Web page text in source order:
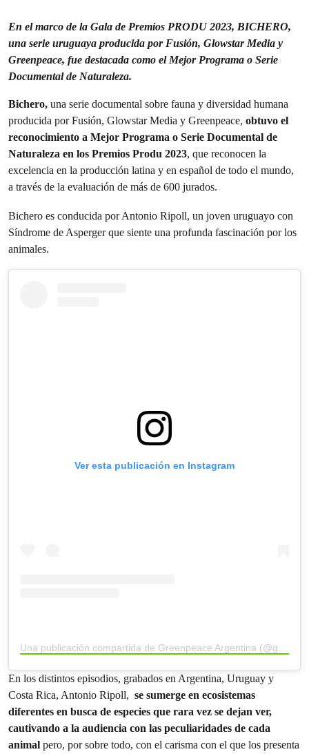
En el marco de la Gala de Premios PRODU 2023, BICHERO,
una serie uruguaya producida por Fusión, Glowstar Media y
Greenpeace, fue destacada como el Mejor Programa o Serie
Documental de Naturaleza.
Bichero, una serie documental sobre fauna y diversidad humana
producida por Fusión, Glowstar Media y Greenpeace, obtuvo el
reconocimiento a Mejor Programa o Serie Documental de
Naturaleza en los Premios Produ 2023, que reconocen la
excelencia en la producción latina y en español de todo el mundo,
a través de la evaluación de más de 600 jurados.
Bichero es conducida por Antonio Ripoll, un joven uruguayo con
Síndrome de Asperger que siente una profunda fascinación por los
animales.
Ver esta publicación en Instagram
En los distintos episodios, grabados en Argentina, Uruguay y
Costa Rica, Antonio Ripoll, se sumerge en ecosistemas
diferentes en busca de especies que rara vez se dejan ver,
cautivando a la audiencia con las peculiaridades de cada
animal pero, por sobre todo, con el carisma con el que los presenta